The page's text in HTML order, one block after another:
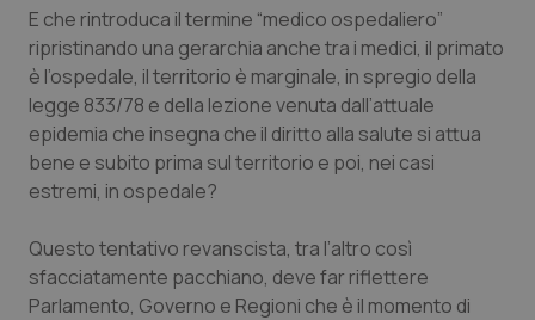
Calabria
Campania
Emilia-Romagna
Lazio
Asma & BPCO
Car-T
Colesterolo & coronaropatie
Diabete & glucometri
E che rintroduca il termine “medico ospedaliero”
ripristinando una gerarchia anche tra i medici, il primato
è l’ospedale, il territorio è marginale, in spregio della
legge 833/78 e della lezione venuta dall’attuale
epidemia che insegna che il diritto alla salute si attua
bene e subito prima sul territorio e poi, nei casi
estremi, in ospedale?
Questo tentativo revanscista, tra l’altro così
sfacciatamente pacchiano, deve far riflettere
Parlamento, Governo e Regioni che è il momento di